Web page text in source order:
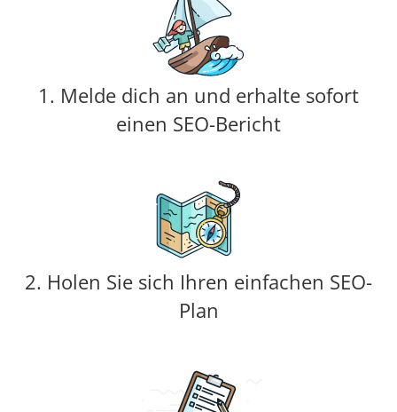
1. Melde dich an und erhalte sofort
einen SEO-Bericht
2. Holen Sie sich Ihren einfachen SEO-
Plan